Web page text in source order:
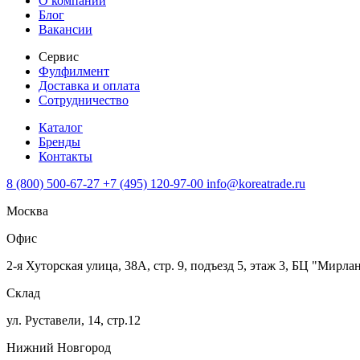
Блог
Вакансии
Сервис
Фулфилмент
Доставка и оплата
Сотрудничество
Каталог
Бренды
Контакты
8 (800) 500-67-27 +7 (495) 120-97-00 info@koreatrade.ru
Москва
Офис
2-я Хуторская улица, 38А, стр. 9, подъезд 5, этаж 3, БЦ
Склад
ул. Руставели, 14, стр.12
Нижний Новгород